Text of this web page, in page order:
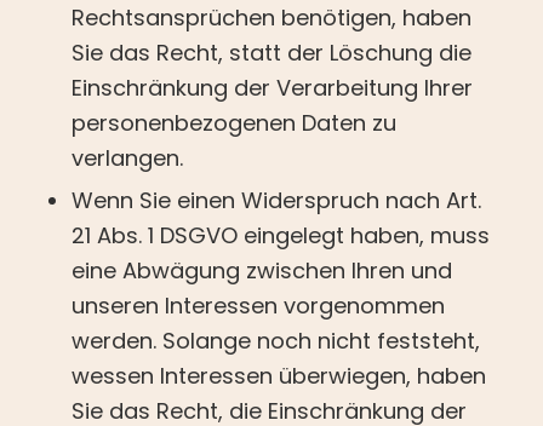
Rechtsansprüchen benötigen, haben
Sie das Recht, statt der Löschung die
Einschränkung der Verarbeitung Ihrer
personenbezogenen Daten zu
verlangen.
Wenn Sie einen Widerspruch nach Art.
21 Abs. 1 DSGVO eingelegt haben, muss
eine Abwägung zwischen Ihren und
unseren Interessen vorgenommen
werden. Solange noch nicht feststeht,
wessen Interessen überwiegen, haben
Sie das Recht, die Einschränkung der